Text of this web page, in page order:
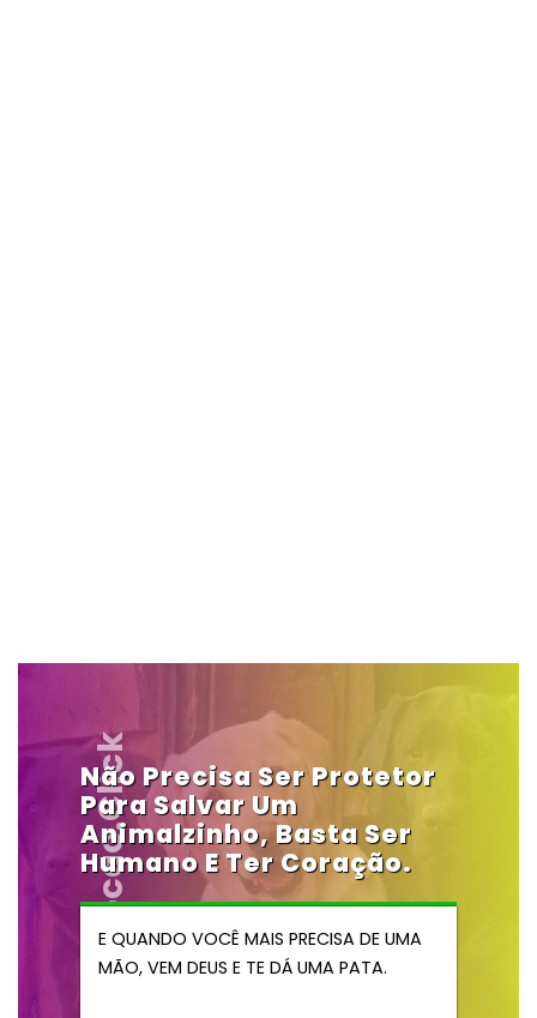
Vendocao.click
Não Precisa Ser Protetor
Para Salvar Um
Animalzinho, Basta Ser
Humano E Ter Coração.
E QUANDO VOCÊ MAIS PRECISA DE UMA
MÃO, VEM DEUS E TE DÁ UMA PATA.